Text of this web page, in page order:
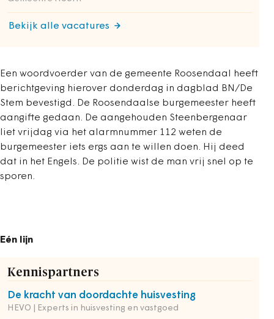
Bekijk alle vacatures
Een woordvoerder van de gemeente Roosendaal heeft
berichtgeving hierover donderdag in dagblad BN/De
Stem bevestigd. De Roosendaalse burgemeester heeft
aangifte gedaan. De aangehouden Steenbergenaar
liet vrijdag via het alarmnummer 112 weten de
burgemeester iets ergs aan te willen doen. Hij deed
dat in het Engels. De politie wist de man vrij snel op te
sporen.
Eén lijn
Kennispartners
De kracht van doordachte huisvesting
HEVO | Experts in huisvesting en vastgoed